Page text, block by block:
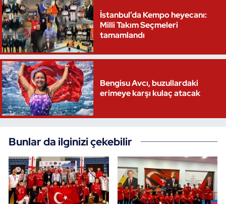
İstanbul’da Kempo heyecanı:
Milli Takım Seçmeleri
tamamlandı
Bengisu Avcı, buzullardaki
erimeye karşı kulaç atacak
Bunlar da ilginizi çekebilir